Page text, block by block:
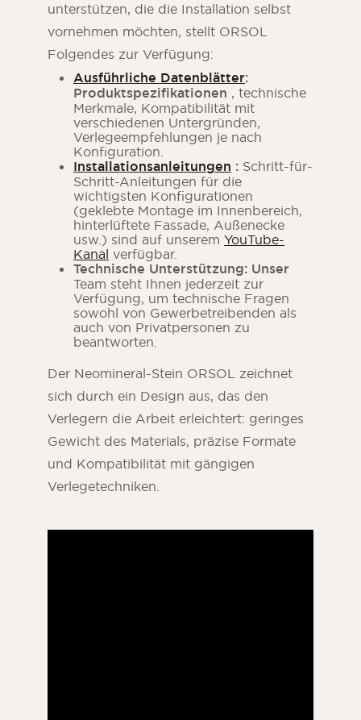
unterstützen, die die Installation selbst
vornehmen möchten, stellt ORSOL
Folgendes zur Verfügung:
Ausführliche Datenblätter:
Produktspezifikationen , technische
Merkmale, Kompatibilität mit
verschiedenen Untergründen,
Verlegeempfehlungen je nach
Konfiguration.
Installationsanleitungen : Schritt-für-
Schritt-Anleitungen für die
wichtigsten Konfigurationen
(geklebte Montage im Innenbereich,
hinterlüftete Fassade, Außenecke
usw.) sind auf unserem YouTube-
Kanal verfügbar.
Technische Unterstützung: Unser
Team steht Ihnen jederzeit zur
Verfügung, um technische Fragen
sowohl von Gewerbetreibenden als
auch von Privatpersonen zu
beantworten.
Der Neomineral-Stein ORSOL zeichnet
sich durch ein Design aus, das den
Verlegern die Arbeit erleichtert: geringes
Gewicht des Materials, präzise Formate
und Kompatibilität mit gängigen
Verlegetechniken.